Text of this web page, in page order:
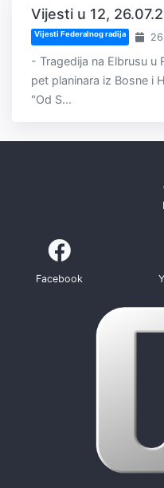
Vijesti u 12,
Vijesti Federalnog radija
- Tragedija na Elbrusu u
pet planinara iz Bosne i
"Od S...
Facebook